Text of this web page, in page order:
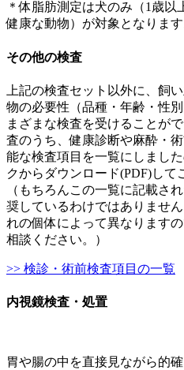
＊体脂肪測定は犬のみ（1歳
健康な動物）が対象となります
その他の検査
上記の検査セット以外に、飼
物の必要性（品種・年齢・性
まざまな検査を受けることが
査のうち、健康診断や麻酔・
能な検査項目を一覧にしまし
クからダウンロード(PDF)して
（もちろんこの一覧に記載さ
奨しているわけではありませ
れの個体によって異なります
相談ください。）
>> 検診・術前検査項目の一覧
内視鏡検査・処置
胃や腸の中を直接見ながら的